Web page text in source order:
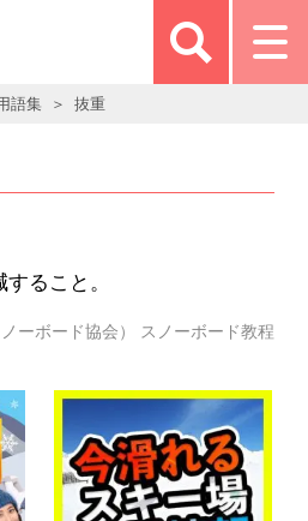
語集 抜重
ること。
ーボード協会） スノーボード教程